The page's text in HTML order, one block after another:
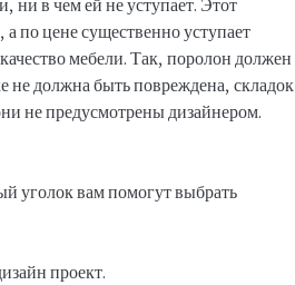
ни в чем ей не уступает. Этот
по цене существенно уступает
мебели. Так, поролон должен
должна быть повреждена, складок
не предусмотрены дизайнером.
уголок вам помогут выбрать
проект.